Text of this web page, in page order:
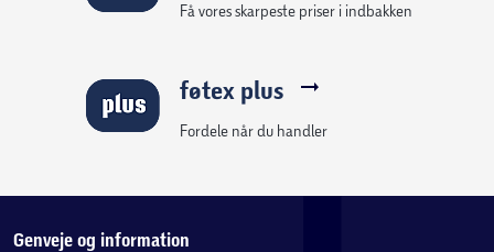
Få vores skarpeste priser i indbakken
føtex plus
Fordele når du handler
Genveje og information